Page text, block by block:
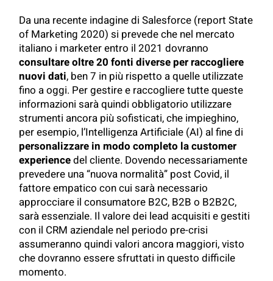
Da una recente indagine di Salesforce (reportState
of Marketing 2020) si prevede che nel mercato
italiano i marketer entro il 2021 dovranno
consultare oltre 20 fonti diverse per raccogliere
nuovi dati, ben 7 in più rispetto a quelle utilizzate
fino a oggi. Per gestire e raccogliere tutte queste
informazioni sarà quindi obbligatorio utilizzare
strumenti ancora più sofisticati, che impieghino,
per esempio, l’Intelligenza Artificiale (AI) al fine di
personalizzare in modo completo la customer
experiencedel cliente. Dovendo necessariamente
prevedere una “nuova normalità” post Covid, il
fattore empatico con cui sarà necessario
approcciare il consumatore B2C, B2B o B2B2C,
sarà essenziale. Il valore dei lead acquisiti e gestiti
con il CRM aziendale nel periodo pre-crisi
assumeranno quindi valori ancora maggiori, visto
che dovranno essere sfruttati in questo difficile
momento.